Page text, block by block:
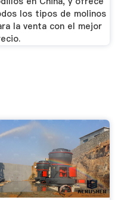
los tipos de molinos
la venta con el mejor